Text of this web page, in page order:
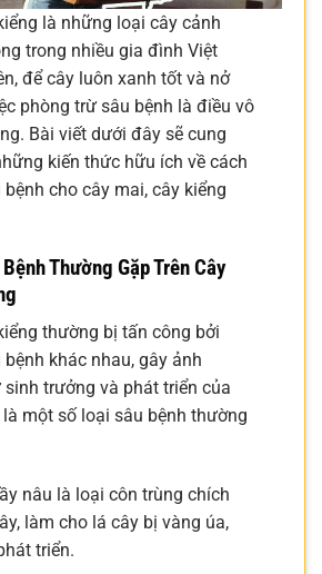
là những loại cây cảnh
trong nhiều gia đình Việt
để cây luôn xanh tốt và nở
phòng trừ sâu bệnh là điều vô
Bài viết dưới đây sẽ cung
kiến thức hữu ích về cách
cho cây mai, cây kiểng
Thường Gặp Trên Cây
thường bị tấn công bởi
khác nhau, gây ảnh
trưởng và phát triển của
một số loại sâu bệnh thường
nâu là loại côn trùng chích
làm cho lá cây bị vàng úa,
triển.